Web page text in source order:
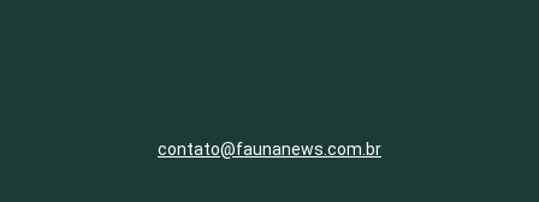
contato@faunanews.com.br